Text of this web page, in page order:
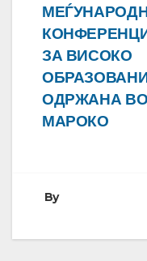
ЗА ВИСОКО
ОДРЖАНА ВО
МАРОКО
By